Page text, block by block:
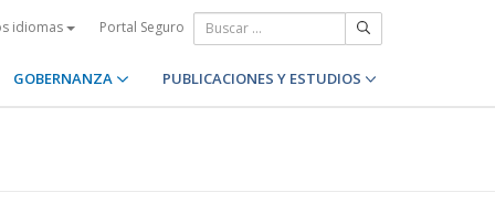
idiomas Portal Seguro
GOBERNANZA PUBLICACIONES Y ESTUDIOS